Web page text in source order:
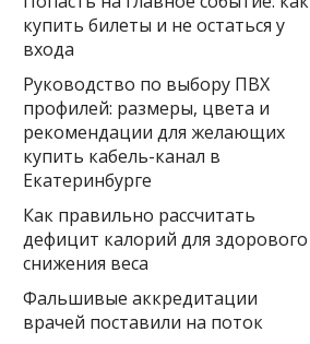
купить билеты и не остаться у
входа
Руководство по выбору ПВХ
профилей: размеры, цвета и
рекомендации для желающих
купить кабель-канал в
Екатеринбурге
Как правильно рассчитать
дефицит калорий для здорового
снижения веса
Фальшивые аккредитации
врачей поставили на поток